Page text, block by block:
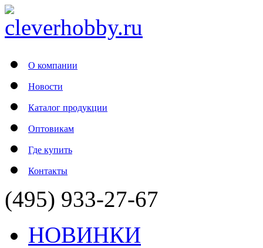
О компании
Новости
Каталог продукции
Оптовикам
Где купить
Контакты
(495) 933-27-67
НОВИНКИ